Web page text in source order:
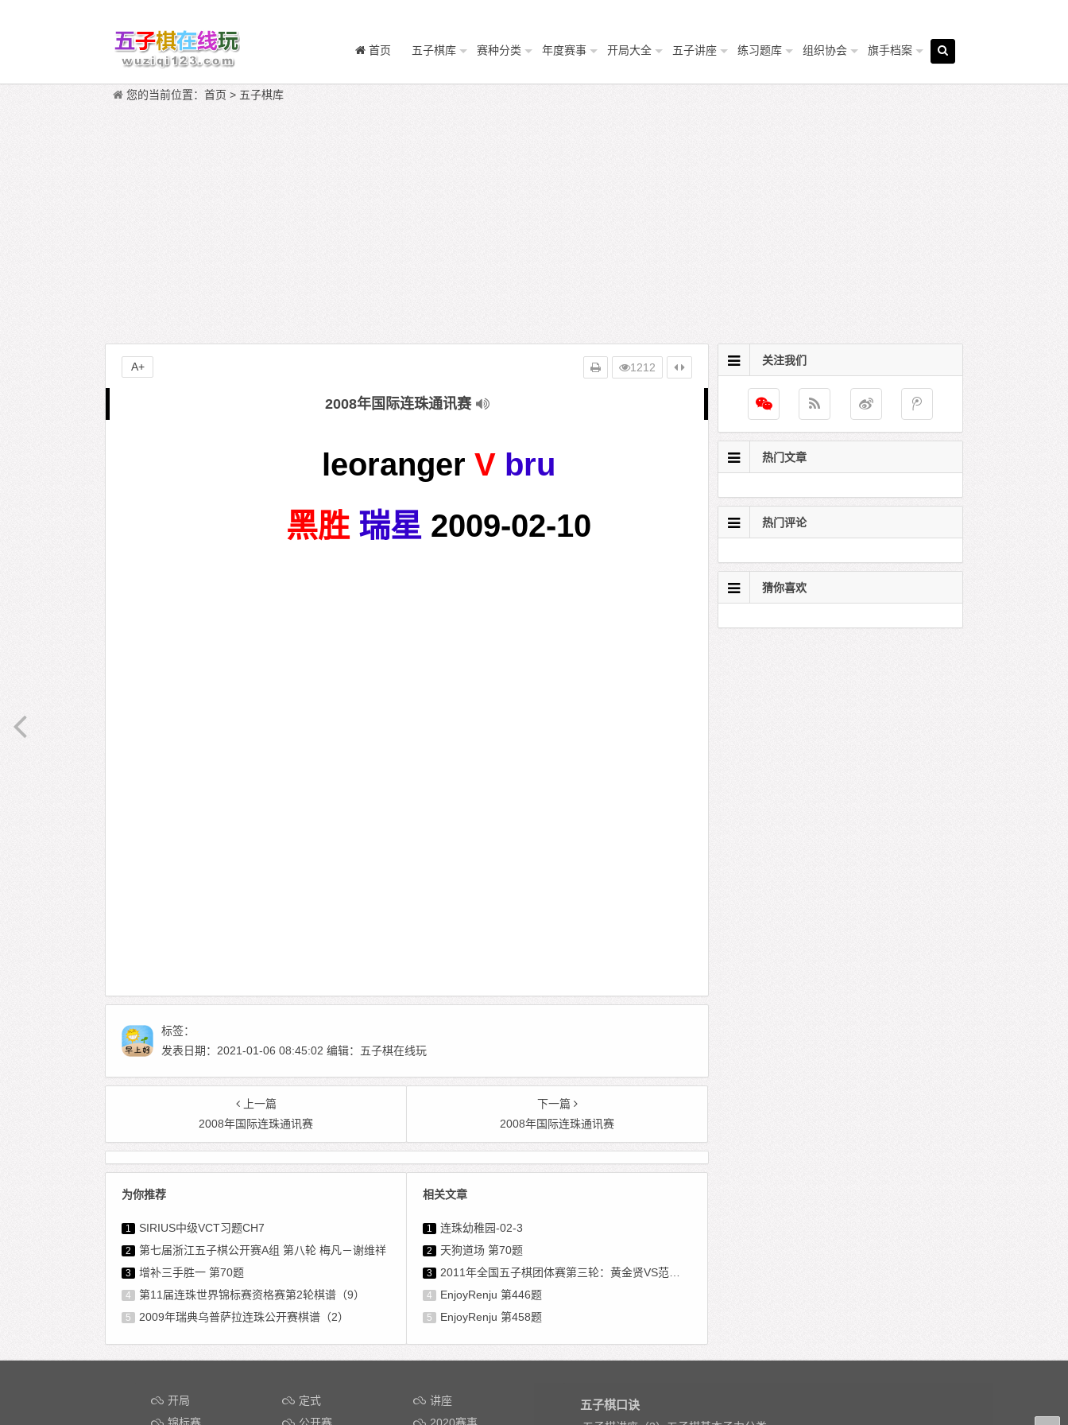
首页 五子棋库 赛种分类 年度赛事 开局大全 五子讲座 练习题库 组织协会 旗手档案
您的当前位置： 首页 > 五子棋库
2008年国际连珠通讯赛
leoranger V bru
黑胜 瑞星 2009-02-10
1212
A+
标签：
发表日期：2021-01-06 08:45:02 编辑：五子棋在线玩
上一篇
2008年国际连珠通讯赛
下一篇
2008年国际连珠通讯赛
为你推荐
1 SIRIUS中级VCT习题CH7
2 第七届浙江五子棋公开赛A组 第八轮 梅凡－谢维祥
3 增补三手胜一 第70题
4 第11届连珠世界锦标赛资格赛第2轮棋谱（9）
5 2009年瑞典乌普萨拉连珠公开赛棋谱（2）
相关文章
1 连珠幼稚园-02-3
2 天狗道场 第70题
3 2011年全国五子棋团体赛第三轮：黄金贤VS范嘉扬
4 EnjoyRenju 第446题
5 EnjoyRenju 第458题
关注我们
热门文章
热门评论
猜你喜欢
开局 定式
讲座
五子棋口诀